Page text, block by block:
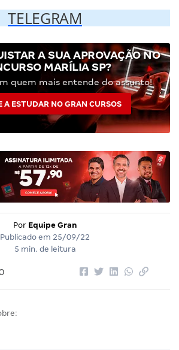
TELEGRAM
A SUA APROVAÇÃO NO
MARÍLIA SP?
quem mais entende do assunto!
A ESTUDAR NO GRAN CURSOS
Por Equipe Gran
Publicado em 25/09/22
5 min. de leitura